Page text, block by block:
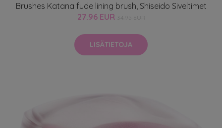
Brushes Katana fude lining brush, Shiseido Siveltimet
27.96 EUR
LISÄTIETOJA